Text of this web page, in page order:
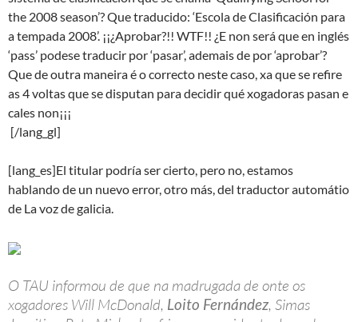
O TAU informou de que na madrugada de onte os
xogadores Will McDonald,Loito Fernández, Simas
Jasaitis e Pete Mickeal sufriron un accidente de coche,
sen que ningún deles saísen danado co golpe.
Ademais estes foron outros dos erros, que podes ver en
marcus.es
cree que el servicio postal se llama ‘Corrédevos’
y «Ti, internauta», personaxe do ano 2006 para a revista
Y por si fuera poco, también: